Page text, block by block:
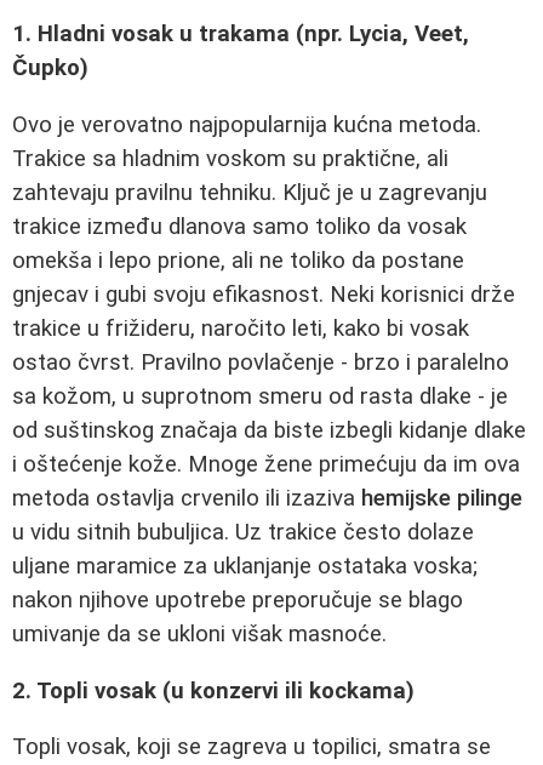
1. Hladni vosak u trakama (npr. Lycia, Veet,
Čupko)
Ovo je verovatno najpopularnija kućna metoda.
Trakice sa hladnim voskom su praktične, ali
zahtevaju pravilnu tehniku. Ključ je u zagrevanju
trakice između dlanova samo toliko da vosak
omekša i lepo prione, ali ne toliko da postane
gnjecav i gubi svoju efikasnost. Neki korisnici drže
trakice u frižideru, naročito leti, kako bi vosak
ostao čvrst. Pravilno povlačenje - brzo i paralelno
sa kožom, u suprotnom smeru od rasta dlake - je
od suštinskog značaja da biste izbegli kidanje dlake
i oštećenje kože. Mnoge žene primećuju da im ova
metoda ostavlja crvenilo ili izaziva hemijske pilinge
u vidu sitnih bubuljica. Uz trakice često dolaze
uljane maramice za uklanjanje ostataka voska;
nakon njihove upotrebe preporučuje se blago
umivanje da se ukloni višak masnoće.
2. Topli vosak (u konzervi ili kockama)
Topli vosak, koji se zagreva u topilici, smatra se